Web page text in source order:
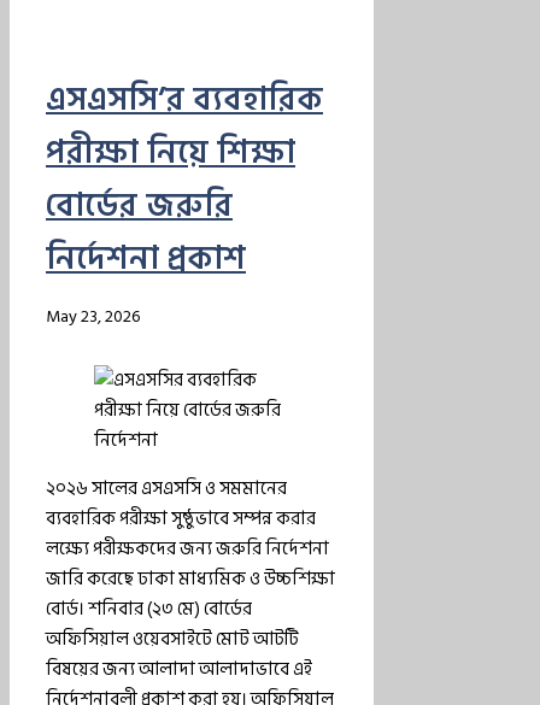
এসএসসি’র ব্যবহারিক
পরীক্ষা নিয়ে শিক্ষা
বোর্ডের জরুরি
নির্দেশনা প্রকাশ
May 23, 2026
২০২৬ সালের এসএসসি ও সমমানের
ব্যবহারিক পরীক্ষা সুষ্ঠুভাবে সম্পন্ন করার
লক্ষ্যে পরীক্ষকদের জন্য জরুরি নির্দেশনা
জারি করেছে ঢাকা মাধ্যমিক ও উচ্চশিক্ষা
বোর্ড। শনিবার (২৩ মে) বোর্ডের
অফিসিয়াল ওয়েবসাইটে মোট আটটি
বিষয়ের জন্য আলাদা আলাদাভাবে এই